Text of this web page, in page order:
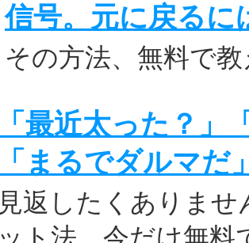
信号。元に戻るに
その方法、無料で
「最近太った？
「まるでダルマだ
見返したくありま